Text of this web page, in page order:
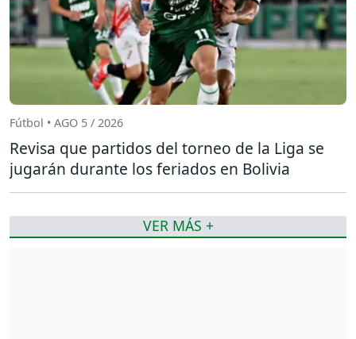
Fútbol • AGO 5 / 2026
Revisa que partidos del torneo de la Liga se
jugarán durante los feriados en Bolivia
VER MÁS +